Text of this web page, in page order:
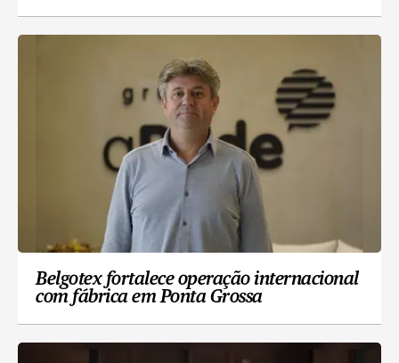
Belgotex fortalece operação internacional
com fábrica em Ponta Grossa